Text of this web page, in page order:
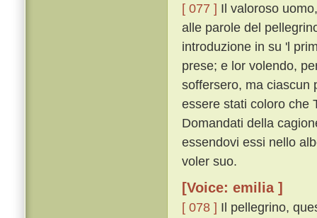
[ 077 ] Il valoroso
alle parole del
introduzione in su 'l
prese; e lor volendo,
soffersero, ma ciascun
essere stati coloro che
Domandati della
essendovi essi nello
voler suo.
[Voice: emilia ]
[ 078 ] Il pellegrino,